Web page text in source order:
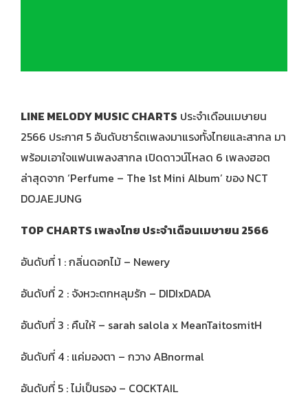
LINE MELODY MUSIC CHARTS ประจำเดือนเมษายน
2566 ประกาศ 5 อันดับชาร์ตเพลงมาแรงทั้งไทยและสากล มา
พร้อมเอาใจแฟนเพลงสากล เปิดดาวน์โหลด 6 เพลงฮอต
ล่าสุดจาก ‘Perfume – The 1st Mini Album’ ของ NCT
DOJAEJUNG
TOP CHARTS เพลงไทย ประจำเดือนเมษายน 2566
อันดับที่ 1 : กลิ่นดอกไม้ – Newery
อันดับที่ 2 : จังหวะตกหลุมรัก – DIDIxDADA
อันดับที่ 3 : คืนให้ – sarah salola x MeanTaitosmitH
อันดับที่ 4 : แค่มองตา – กวาง ABnormal
อันดับที่ 5 : ไม่เป็นรอง – COCKTAIL